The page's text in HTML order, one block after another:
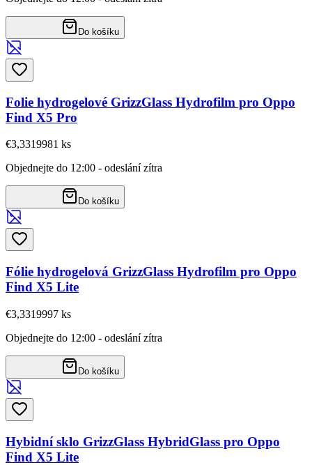
Do košíku
Folie hydrogelové GrizzGlass Hydrofilm pro Oppo
Find X5 Pro
€3,3319981 ks
Objednejte do 12:00 - odeslání zítra
Do košíku
Fólie hydrogelová GrizzGlass Hydrofilm pro Oppo
Find X5 Lite
€3,3319997 ks
Objednejte do 12:00 - odeslání zítra
Do košíku
Hybidní sklo GrizzGlass HybridGlass pro Oppo
Find X5 Lite